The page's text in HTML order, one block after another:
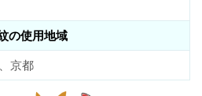
の使用地域
京都